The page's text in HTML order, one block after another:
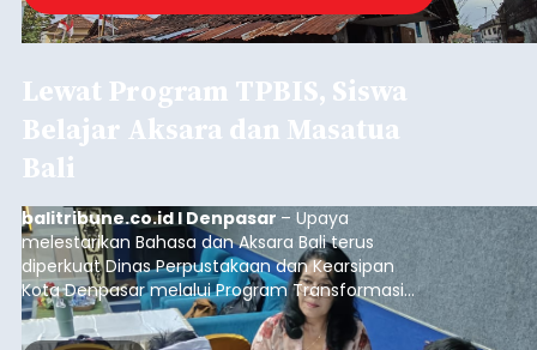
Lewat Program TPBIS, Siswa
Belajar Aksara dan Masatua
Bali
balitribune.co.id I Denpasar – Upaya
melestarikan Bahasa dan Aksara Bali terus
diperkuat Dinas Perpustakaan dan Kearsipan
Kota Denpasar melalui Program Transformasi
Perpustakaan Berbasis Inklusi Sosial (TPBIS).
Tahun ini, sebanyak 63 siswa kelas IV dan V SD